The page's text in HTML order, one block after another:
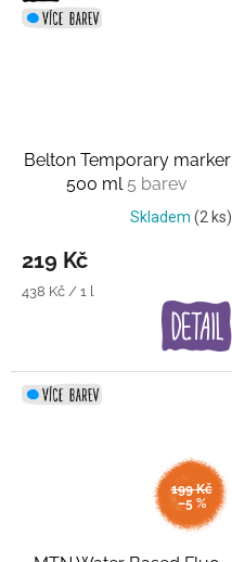
Belton Temporary marker
500 ml 5 barev
Skladem (2 ks)
219 Kč
Měrná
438 Kč / 1 l
199 Kč
–5 %